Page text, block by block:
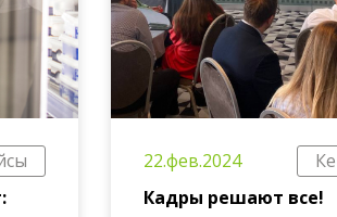
22.фев.2024
Кадры решают все!